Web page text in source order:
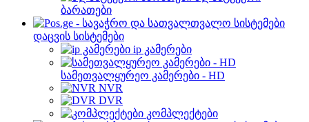
ბარათები
დაცვის სისტემები
ip კამერები
სამეთვალყურეო კამერები - HD
NVR
DVR
კომპლექტები